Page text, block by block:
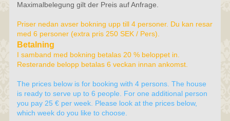
Maximalbelegung gilt der Preis auf Anfrage.
Priser nedan avser bokning upp till 4 personer. Du kan resar
med 6 personer (extra pris 250 SEK / Pers).
Betalning
I samband med bokning betalas 20 % beloppet in.
Resterande belopp betalas 6 veckan innan ankomst.
The prices below is for booking with 4 persons. The house
is ready to serve up to 6 people. For one additional person
you pay 25 € per week. Please look at the prices below,
which week do you like to choose.